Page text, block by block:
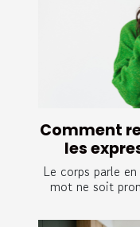
Comment
les
Le corps parle
mot ne soit